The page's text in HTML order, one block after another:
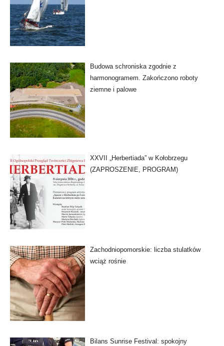
Budowa schroniska zgodnie z
harmonogramem. Zakończono roboty
ziemne i palowe
XXVII „Herbertiada” w Kołobrzegu
(ZAPROSZENIE, PROGRAM)
Zachodniopomorskie: liczba stulatków
wciąż rośnie
Bilans Sunrise Festival: spokojny